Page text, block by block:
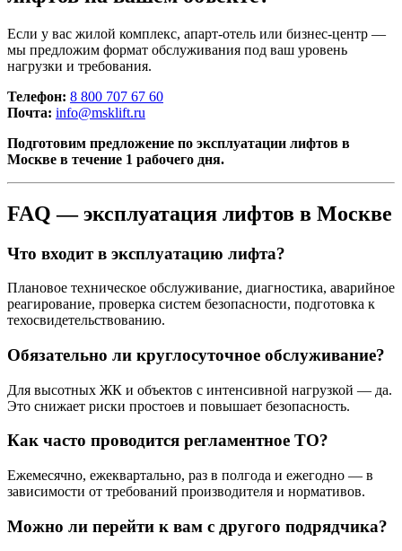
Если у вас жилой комплекс, апарт-отель или бизнес-центр —
мы предложим формат обслуживания под ваш уровень
нагрузки и требования.
Телефон: 8 800 707 67 60
Почта: info@msklift.ru
Подготовим предложение по эксплуатации лифтов в
Москве в течение 1 рабочего дня.
FAQ — эксплуатация лифтов в Москве
Что входит в эксплуатацию лифта?
Плановое техническое обслуживание, диагностика, аварийное
реагирование, проверка систем безопасности, подготовка к
техосвидетельствованию.
Обязательно ли круглосуточное обслуживание?
Для высотных ЖК и объектов с интенсивной нагрузкой — да.
Это снижает риски простоев и повышает безопасность.
Как часто проводится регламентное ТО?
Ежемесячно, ежеквартально, раз в полгода и ежегодно — в
зависимости от требований производителя и нормативов.
Можно ли перейти к вам с другого подрядчика?